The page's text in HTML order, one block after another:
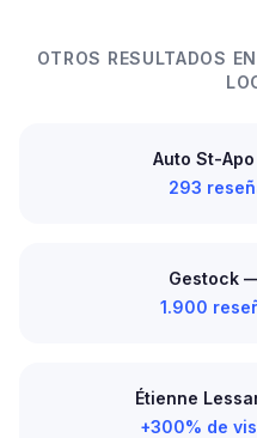
OTROS RESULTADOS
Auto St-
293
Gestock
1.900
Étienne
+300% de